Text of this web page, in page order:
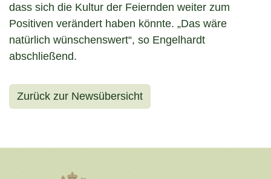
dass sich die Kultur der Feiernden weiter zum
Positiven verändert haben könnte. „Das wäre
natürlich wünschenswert“, so Engelhardt
abschließend.
Zurück zur Newsübersicht